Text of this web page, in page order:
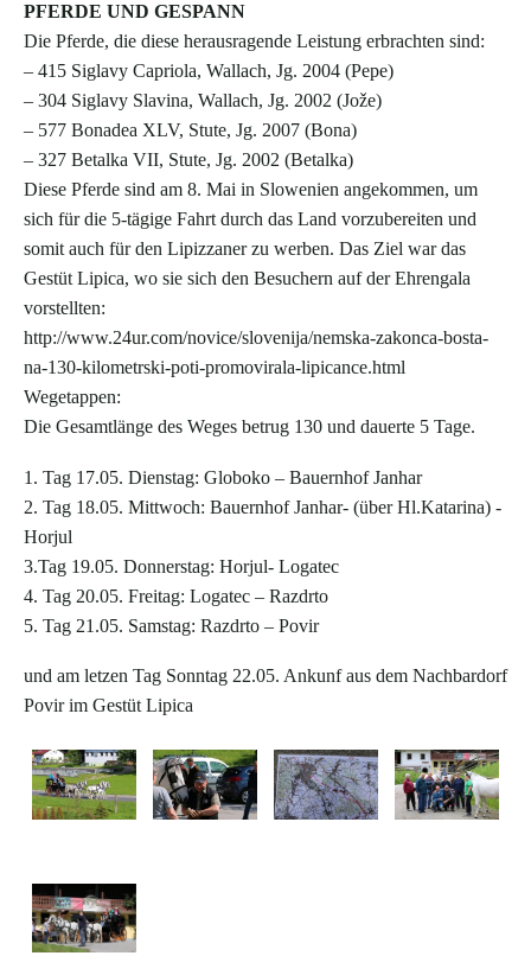
PFERDE UND GESPANN
Die Pferde, die diese herausragende Leistung erbrachten sind:
– 415 Siglavy Capriola, Wallach, Jg. 2004 (Pepe)
– 304 Siglavy Slavina, Wallach, Jg. 2002 (Jože)
– 577 Bonadea XLV, Stute, Jg. 2007 (Bona)
– 327 Betalka VII, Stute, Jg. 2002 (Betalka)
Diese Pferde sind am 8. Mai in Slowenien angekommen, um
sich für die 5-tägige Fahrt durch das Land vorzubereiten und
somit auch für den Lipizzaner zu werben. Das Ziel war das
Gestüt Lipica, wo sie sich den Besuchern auf der Ehrengala
vorstellten:
http://www.24ur.com/novice/slovenija/nemska-zakonca-bosta-
na-130-kilometrski-poti-promovirala-lipicance.html
Wegetappen:
Die Gesamtlänge des Weges betrug 130 und dauerte 5 Tage.
1. Tag 17.05. Dienstag: Globoko – Bauernhof Janhar
2. Tag 18.05. Mittwoch: Bauernhof Janhar- (über Hl.Katarina) -
Horjul
3.Tag 19.05. Donnerstag: Horjul- Logatec
4. Tag 20.05. Freitag: Logatec – Razdrto
5. Tag 21.05. Samstag: Razdrto – Povir
und am letzen Tag Sonntag 22.05. Ankunf aus dem Nachbardorf
Povir im Gestüt Lipica